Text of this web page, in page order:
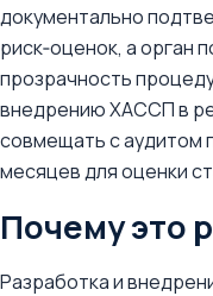
документально
риск‑оценок, а орган
прозрачность
внедрению ХАССП в
совмещать с аудитом
месяцев для оценки
Почему это
Разработка и